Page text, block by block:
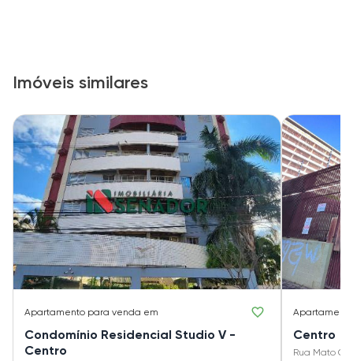
Imóveis similares
Apartamento para venda em
Condomínio Residencial Studio V -
Centro
Centro
Rua Mato